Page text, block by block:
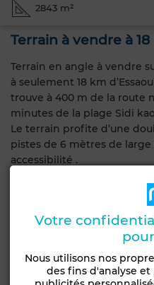
2843 m²
Terrain à vendre à
Terrain en angle à vendre
à seulement 18 km
trouve à 400 m de la route
minutes de la plage Sidi
Le terrain profite d’une
pistes de 6 mètres de
accessibilité .
Caractéristiques
Type de bien
Emplacement
Votre
Nous utilisons nos
des fins d'analyse